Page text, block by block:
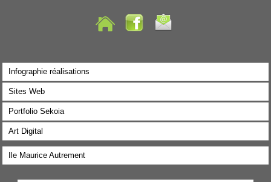
Infographie réalisations
Sites Web
Portfolio Sekoia
Art Digital
Ile Maurice Autrement